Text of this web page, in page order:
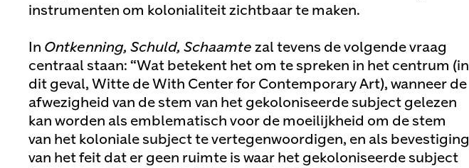
instrumenten om kolonialiteit zichtbaar te maken.
In Ontkenning, Schuld, Schaamte zal tevens de volgende vraag
centraal staan: “Wat betekent het om te spreken in het centrum (in
dit geval, Witte de With Center for Contemporary Art), wanneer de
afwezigheid van de stem van het gekoloniseerde subject gelezen
kan worden als emblematisch voor de moeilijkheid om de stem
van het koloniale subject te vertegenwoordigen, en als bevestiging
van het feit dat er geen ruimte is waar het gekoloniseerde subject